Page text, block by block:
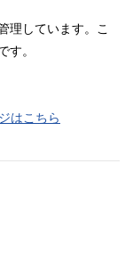
理しています。こ
す。
はこちら